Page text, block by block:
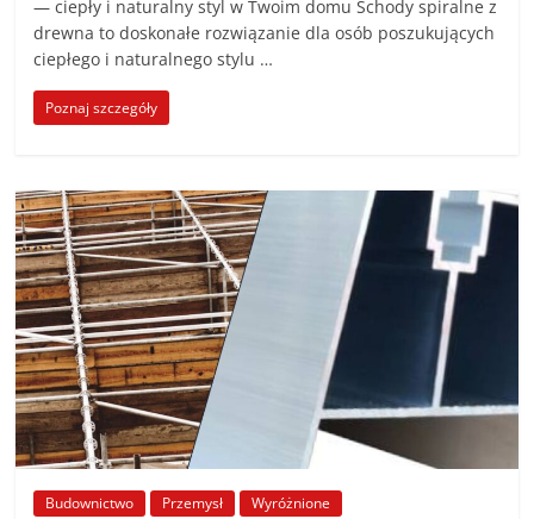
— ciepły i naturalny styl w Twoim domu Schody spiralne z
drewna to doskonałe rozwiązanie dla osób poszukujących
ciepłego i naturalnego stylu …
Poznaj szczegóły
Budownictwo Przemysł Wyróżnione